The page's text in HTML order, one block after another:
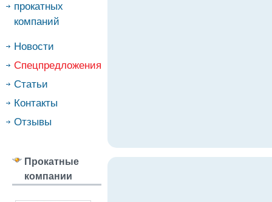
прокатных
компаний
Новости
Спецпредложения
Статьи
Контакты
Отзывы
Прокатные
компании